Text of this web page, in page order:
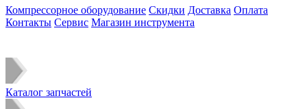
Компрессорное оборудование Скидки Доставка Оплата
Контакты Сервис Магазин инструмента
Каталог запчастей